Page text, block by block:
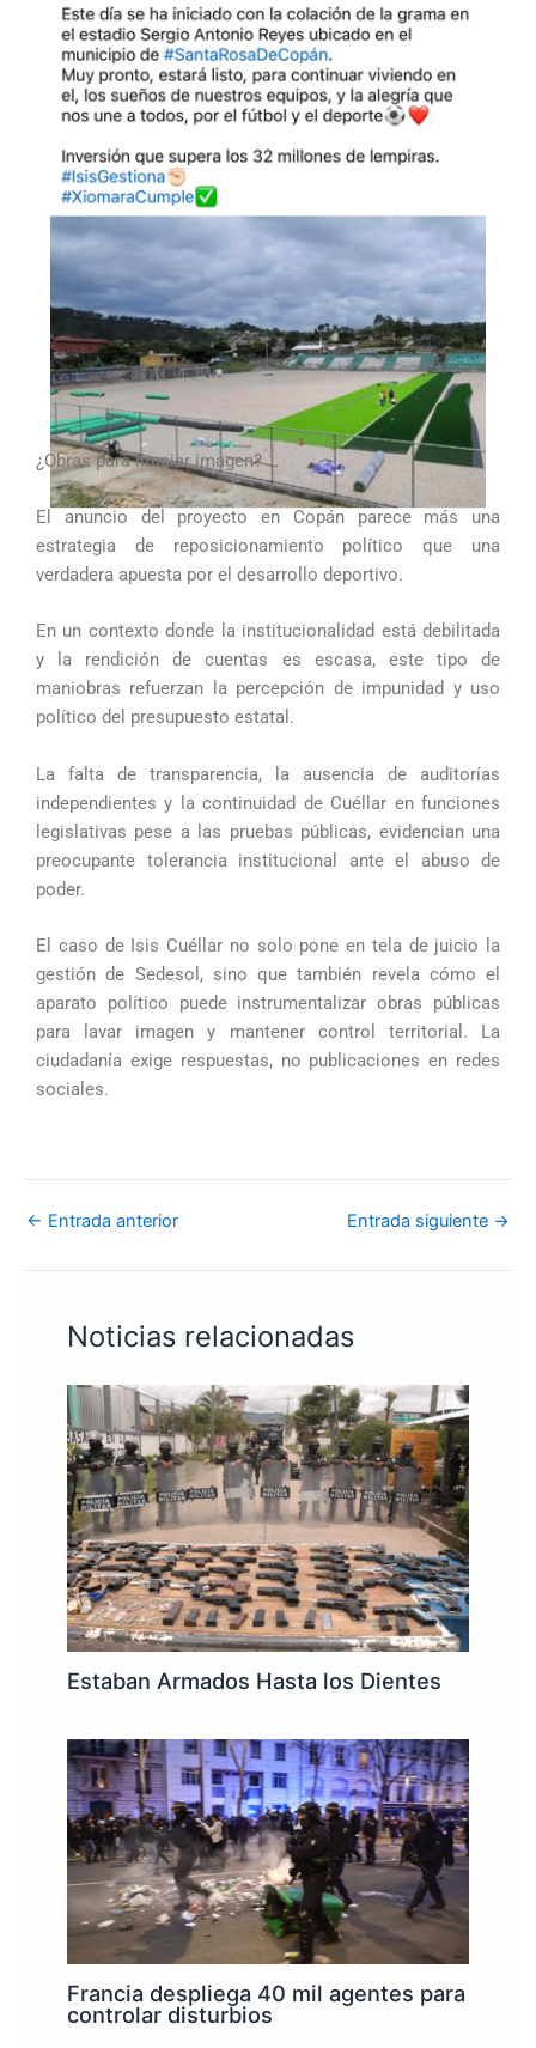
¿Obras para limpiar imagen?
El anuncio del proyecto en Copán parece más una
estrategia de reposicionamiento político que una
verdadera apuesta por el desarrollo deportivo.
En un contexto donde la institucionalidad está debilitada
y la rendición de cuentas es escasa, este tipo de
maniobras refuerzan la percepción de impunidad y uso
político del presupuesto estatal.
La falta de transparencia, la ausencia de auditorías
independientes y la continuidad de Cuéllar en funciones
legislativas pese a las pruebas públicas, evidencian una
preocupante tolerancia institucional ante el abuso de
poder.
El caso de Isis Cuéllar no solo pone en tela de juicio la
gestión de Sedesol, sino que también revela cómo el
aparato político puede instrumentalizar obras públicas
para lavar imagen y mantener control territorial. La
ciudadanía exige respuestas, no publicaciones en redes
sociales.
← Entrada anterior Entrada siguiente →
Noticias relacionadas
Estaban Armados Hasta los Dientes
Francia despliega 40 mil agentes para
controlar disturbios